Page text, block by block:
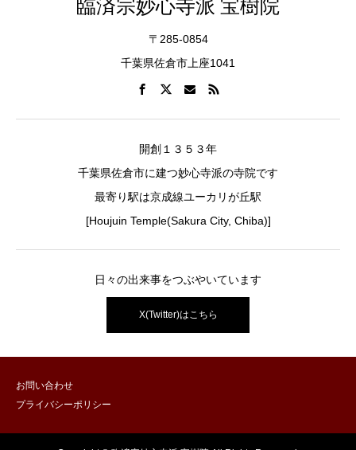
臨済宗妙心寺派 宝樹院
〒285-0854
千葉県佐倉市上座1041
開創１３５３年
千葉県佐倉市に建つ妙心寺派の寺院です
最寄り駅は京成線ユーカリが丘駅
[Houjuin Temple(Sakura City, Chiba)]
日々の出来事をつぶやいています
X(Twitter)はこちら
お問い合わせ
プライバシーポリシー